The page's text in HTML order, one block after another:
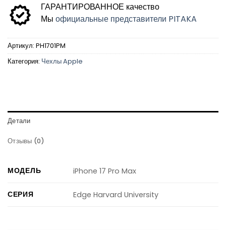
ГАРАНТИРОВАННОЕ качество
Мы официальные представители PITAKA
Артикул: PH1701PM
Категория: Чехлы Apple
Детали
Отзывы (0)
МОДЕЛЬ iPhone 17 Pro Max
СЕРИЯ Edge Harvard University